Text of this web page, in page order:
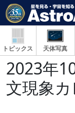
トピックス 天体写真
2023年
文現象